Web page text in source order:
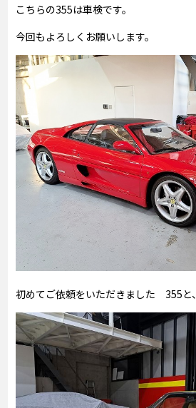
こちらの355は車検です。
今回もよろしくお願いします。
初めてご依頼をいただきました 355と、